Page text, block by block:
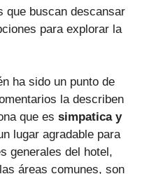
que buscan descansar
para explorar la
ha sido un punto de
la describen
que es simpatica y
lugar agradable para
generales del hotel,
áreas comunes, son